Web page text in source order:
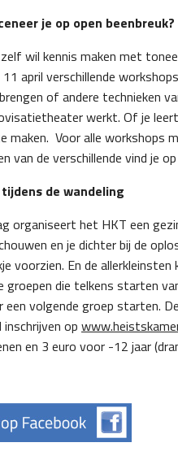
je op open beenbreuk?
wil kennis maken met
april verschillende
of andere technieken
werkt. Of je
maken. Voor alle workshops
van de verschillende vind je op
de wandeling
organiseert het HKT een
en je dichter bij de
voorzien. En de
groepen die telkens starten
een volgende groep starten.
op
en 3 euro voor -12 jaar